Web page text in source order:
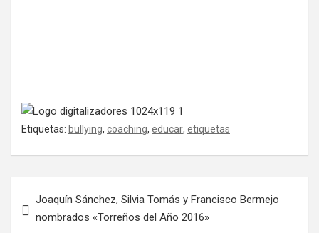
Etiquetas: bullying, coaching, educar, etiquetas
Joaquín Sánchez, Silvia Tomás y Francisco Bermejo
nombrados «Torreños del Año 2016»